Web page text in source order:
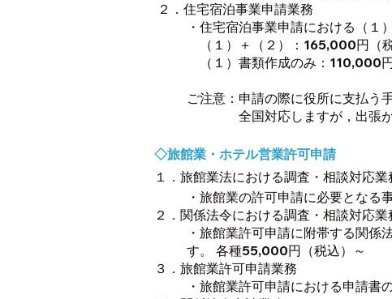
２．住宅宿泊事業申請業務
・住宅宿泊事業申請における（１
（１）＋（２）：165,000円（
（１）書類作成のみ：110,000
ご注意：申請の際に役所に支払う
全国対応しますが ，出張
◇旅館業・ホテル営業許可申請
１．旅館業法における調査・相談対応業
・旅館業の許可申請に必要とな
２．関係法令における調査・相談対応業
・旅館業許可申請に附帯する関
す。 各種55,000円（税込）～
３．旅館業許可申請業務
・旅館業許可申請における申請